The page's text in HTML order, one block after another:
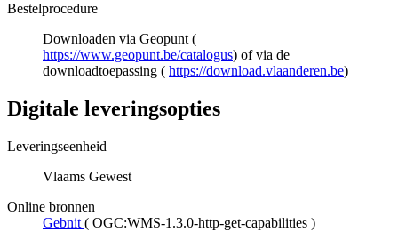
Bestelprocedure
Downloaden via Geopunt (
https://www.geopunt.be/catalogus) of via de
downloadtoepassing ( https://download.vlaanderen.be)
Digitale leveringsopties
Leveringseenheid
Vlaams Gewest
Online bronnen
Gebnit ( OGC:WMS-1.3.0-http-get-capabilities )